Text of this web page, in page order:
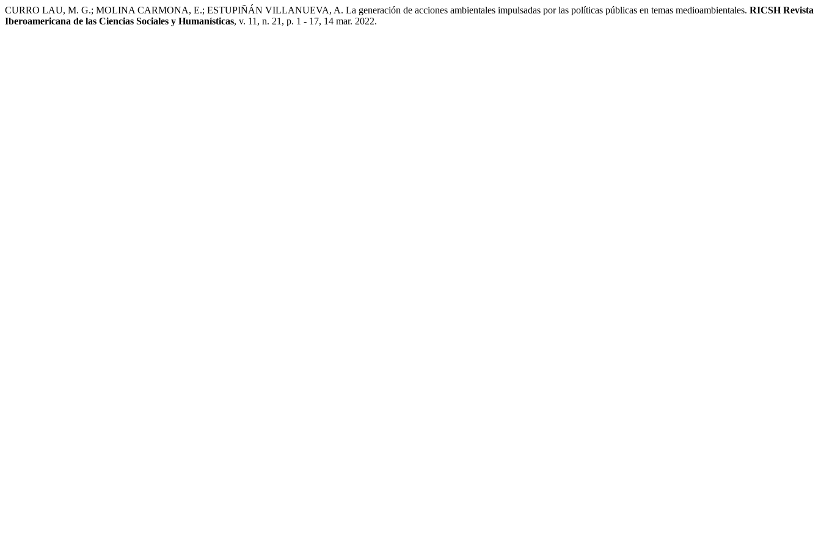
CURRO LAU, M. G.; MOLINA CARMONA, E.; ESTUPIÑÁN VILLANUEVA, A. La generación de acciones ambientales impulsadas por las políticas públicas en temas medioambientales. RICSH Revista
Iberoamericana de las Ciencias Sociales y Humanísticas, v. 11, n. 21, p. 1 - 17, 14 mar. 2022.